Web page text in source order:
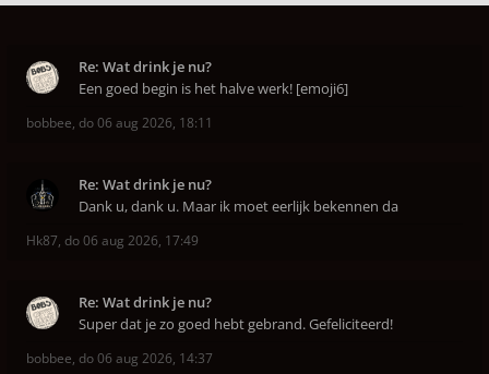
Re: Wat drink je nu?
Een goed begin is het halve werk! [emoji6]
bobbee, do 06 aug 2026, 18:11
Re: Wat drink je nu?
Dank u, dank u. Maar ik moet eerlijk bekennen da
Hk87, do 06 aug 2026, 17:49
Re: Wat drink je nu?
Super dat je zo goed hebt gebrand. Gefeliciteerd!
bobbee, do 06 aug 2026, 14:37